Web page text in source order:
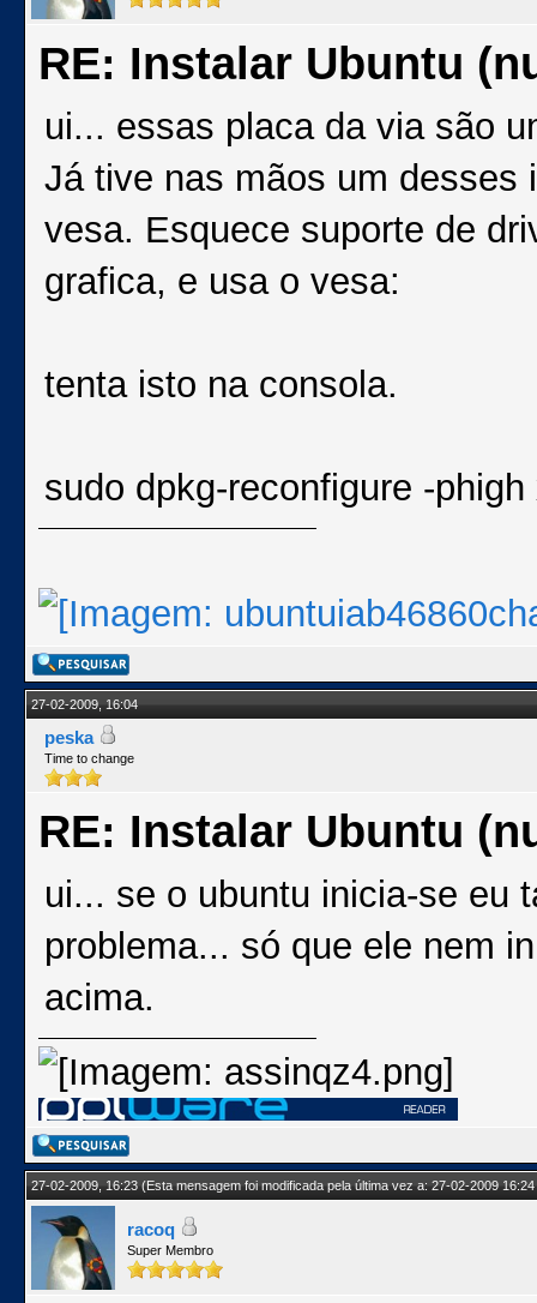
RE: Instalar Ubuntu
ui... essas placa da via são
Já tive nas mãos um desses
vesa. Esquece suporte de
grafica, e usa o vesa:
tenta isto na consola.
sudo dpkg-reconfigure -
27-02-2009, 16:04
peska
Time to change
RE: Instalar Ubuntu
ui... se o ubuntu inicia-se eu
problema... só que ele nem
acima.
27-02-2009, 16:23(Esta mensagem foi modificada pela última vez a: 27-02-2009
racoq
Super Membro